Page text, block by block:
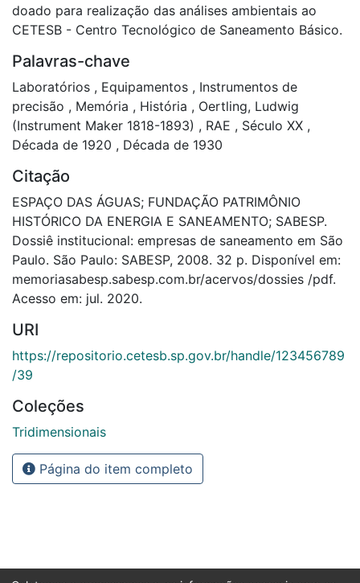
doado para realização das análises ambientais ao
CETESB - Centro Tecnológico de Saneamento Básico.
Palavras-chave
Laboratórios , Equipamentos , Instrumentos de
precisão , Memória , História , Oertling, Ludwig
(Instrument Maker 1818-1893) , RAE , Século XX ,
Década de 1920 , Década de 1930
Citação
ESPAÇO DAS ÁGUAS; FUNDAÇÃO PATRIMÔNIO
HISTÓRICO DA ENERGIA E SANEAMENTO; SABESP.
Dossiê institucional: empresas de saneamento em São
Paulo. São Paulo: SABESP, 2008. 32 p. Disponível em:
memoriasabesp.sabesp.com.br/acervos/dossies /pdf.
Acesso em: jul. 2020.
URI
https://repositorio.cetesb.sp.gov.br/handle/123456789
/39
Coleções
Tridimensionais
Página do item completo